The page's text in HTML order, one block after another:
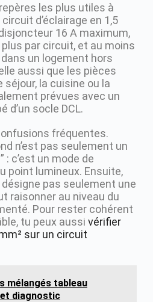
les plus utiles à
d’éclairage en 1,5
16 A maximum,
par circuit, et au moins
un logement hors
aussi que les pièces
la cuisine ou la
prévues avec un
d’un socle DCL.
fréquentes.
n’est pas seulement un
: c’est un mode de
point lumineux. Ensuite,
pas seulement une
raisonner au niveau du
Pour rester cohérent
tu peux aussi vérifier
sur un circuit
mélangés tableau
diagnostic